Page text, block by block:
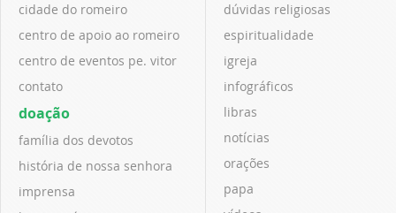
cidade do romeiro
centro de apoio ao romeiro
centro de eventos pe. vitor
contato
doação
família dos devotos
história de nossa senhora
imprensa
dúvidas religiosas
espiritualidade
igreja
infográficos
libras
notícias
orações
papa